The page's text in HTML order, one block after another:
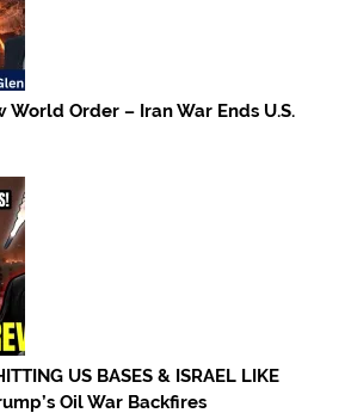
World Order – Iran War Ends U.S.
US BASES & ISRAEL LIKE
Oil War Backfires